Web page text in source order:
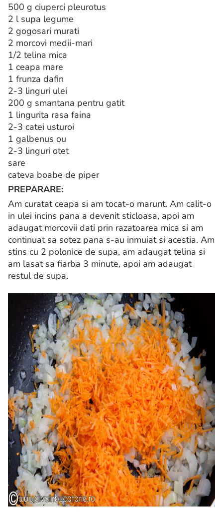
500 g ciuperci pleurotus
2 l supa legume
2 gogosari murati
2 morcovi medii-mari
1/2 telina mica
1 ceapa mare
1 frunza dafin
2-3 linguri ulei
200 g smantana pentru gatit
1 lingurita rasa faina
2-3 catei usturoi
1 galbenus ou
2-3 linguri otet
sare
cateva boabe de piper
PREPARARE:
Am curatat ceapa si am tocat-o marunt. Am calit-o
in ulei incins pana a devenit sticloasa, apoi am
adaugat morcovii dati prin razatoarea mica si am
continuat sa sotez pana s-au inmuiat si acestia. Am
stins cu 2 polonice de supa, am adaugat telina si
am lasat sa fiarba 3 minute, apoi am adaugat
restul de supa.